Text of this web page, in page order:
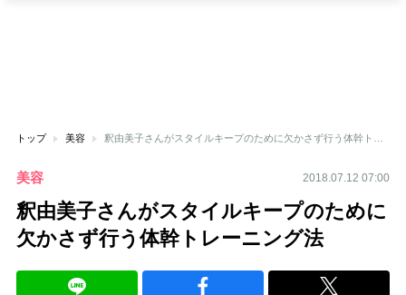
トップ 美容
美容 2018.07.12 07:00
釈由美子さんがスタイルキープのために
欠かさず行う体幹トレーニング法